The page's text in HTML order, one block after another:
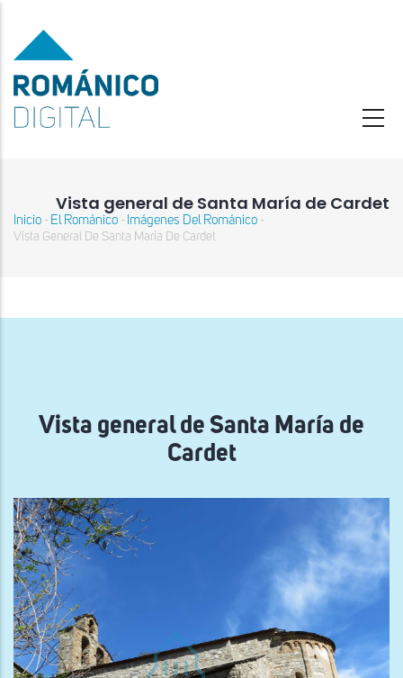
contenido
principal
Vista general de Santa María de Cardet
Sobrescribir
ayuda
Inicio - El Románico - Imágenes Del Románico -
Vista General De Santa María De Cardet
Vista general de Santa María de
Cardet